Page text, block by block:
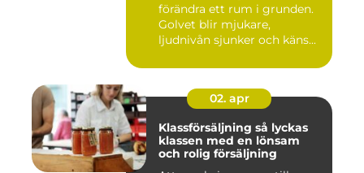
förändra ett rum i grunden.
Golvet blir mjukare,
ljudnivån sjunker och käns...
02. apr
Klassförsäljning så lyckas
klassen med en lönsam
och rolig försäljning